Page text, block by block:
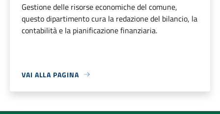
Gestione delle risorse economiche del comune,
questo dipartimento cura la redazione del bilancio, la
contabilità e la pianificazione finanziaria.
VAI ALLA PAGINA